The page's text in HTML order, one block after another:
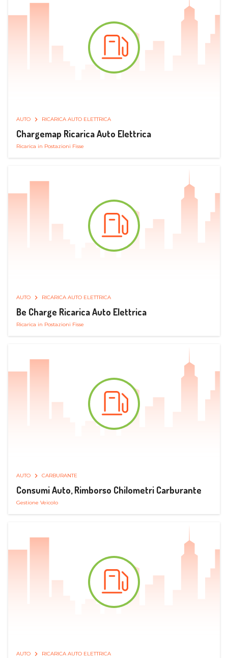
AUTO RICARICA AUTO ELETTRICA
Chargemap Ricarica Auto Elettrica
Ricarica in Postazioni Fisse
AUTO RICARICA AUTO ELETTRICA
Be Charge Ricarica Auto Elettrica
Ricarica in Postazioni Fisse
AUTO CARBURANTE
Consumi Auto, Rimborso Chilometri Carburante
Gestione Veicolo
AUTO RICARICA AUTO ELETTRICA